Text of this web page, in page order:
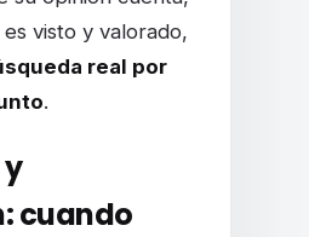
visto y valorado,
real por
.
cuando